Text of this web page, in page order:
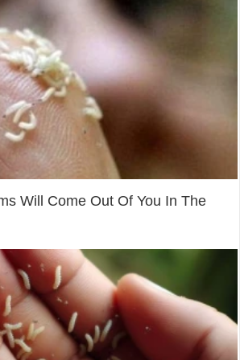
Will Come Out Of You In The